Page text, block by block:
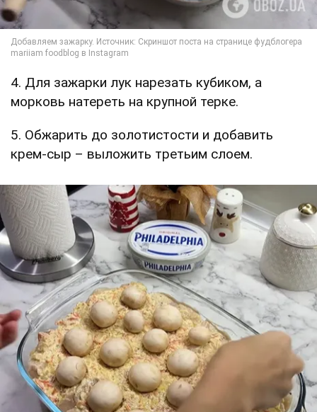
4. Для зажарки лук нарезать кубиком, а
морковь натереть на крупной терке.
5. Обжарить до золотистости и добавить
крем-сыр – выложить третьим слоем.